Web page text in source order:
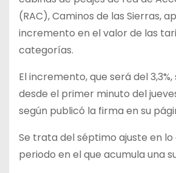
(RAC), Caminos de las Sierras,
incremento en el valor de las
categorías.
El incremento, que será del
desde el primer minuto del
según publicó la firma en su
Se trata del séptimo ajuste en lo
periodo en el que acumula una